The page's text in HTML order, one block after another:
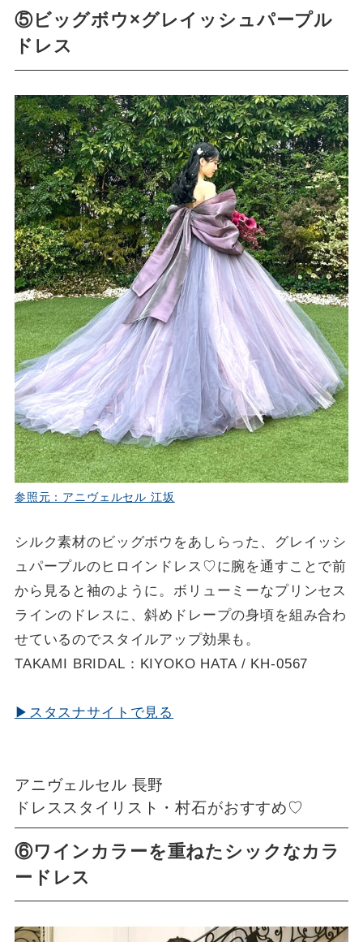
⑤ビッグボウ×グレイッシュパープル
ドレス
参照元：アニヴェルセル 江坂
シルク素材のビッグボウをあしらった、グレイッシ
ュパープルのヒロインドレス♡に腕を通すことで前
から見ると袖のように。ボリューミーなプリンセス
ラインのドレスに、斜めドレープの身頃を組み合わ
せているのでスタイルアップ効果も。
TAKAMI BRIDAL：KIYOKO HATA / KH-0567
▶スタスナサイトで見る
アニヴェルセル 長野
ドレススタイリスト・村石がおすすめ♡
⑥ワインカラーを重ねたシックなカラ
ードレス